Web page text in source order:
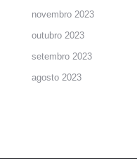
novembro 2023
outubro 2023
setembro 2023
agosto 2023